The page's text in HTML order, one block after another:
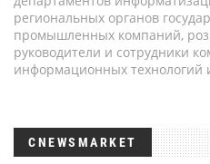
региональных органов
промышленных компаний,
руководители и сотрудники
информационных технологий
CNEWSMARKET